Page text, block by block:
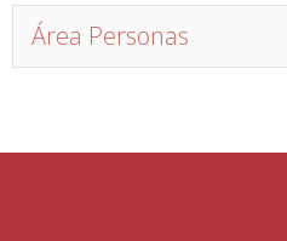
Área Personas